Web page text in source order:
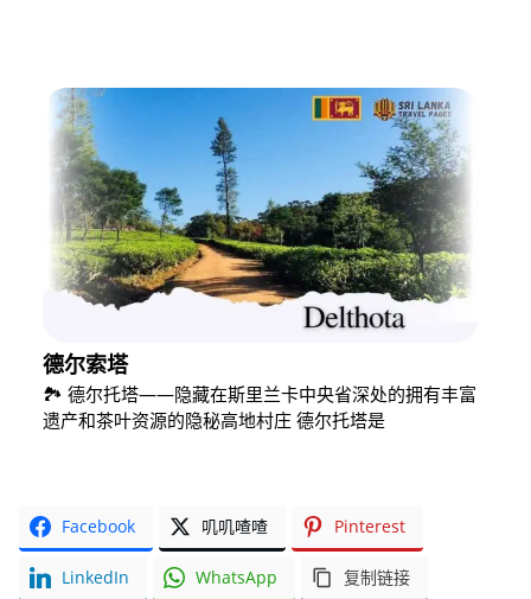
德尔索塔
🏞️ 德尔托塔——隐藏在斯里兰卡中央省深处的拥有丰富
遗产和茶叶资源的隐秘高地村庄 德尔托塔是
Facebook 叽叽喳喳 Pinterest
LinkedIn WhatsApp 复制链接